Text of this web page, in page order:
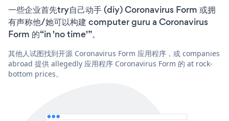
一些企业首先try自己动手 (diy) Coronavirus Form 或拥
有声称他/她可以构建 computer guru a Coronavirus
Form 的“in 'no time'”。
其他人试图找到开源 Coronavirus Form 应用程序，或 companies
abroad 提供 allegedly 应用程序 Coronavirus Form 的 at rock-
bottom prices。